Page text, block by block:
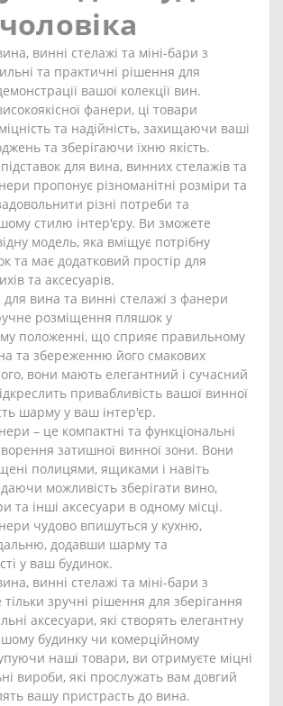
винні стелажі та міні-бари з
та практичні рішення для
вашої колекції вин.
фанери, ці товари
та надійність, захищаючи ваші
та зберігаючи їхню якість.
для вина, винних стелажів та
пропонує різноманітні розміри та
різні потреби та
стилю інтер'єру. Ви зможете
модель, яка вміщує потрібну
та має додатковий простір для
та аксесуарів.
для вина та винні стелажі з фанери
розміщення пляшок у
положенні, що сприяє правильному
та збереженню його смакових
вони мають елегантний і сучасний
привабливість вашої винної
шарму у ваш інтер'єр.
– це компактні та функціональні
затишної винної зони. Вони
полицями, ящиками і навіть
можливість зберігати вино,
та інші аксесуари в одному місці.
чудово впишуться у кухню,
додавши шарму та
у ваш будинок.
винні стелажі та міні-бари з
зручні рішення для зберігання
аксесуари, які створять елегантну
будинку чи комерційному
наші товари, ви отримуєте міцні
вироби, які прослужать вам довгий
вашу пристрасть до вина.